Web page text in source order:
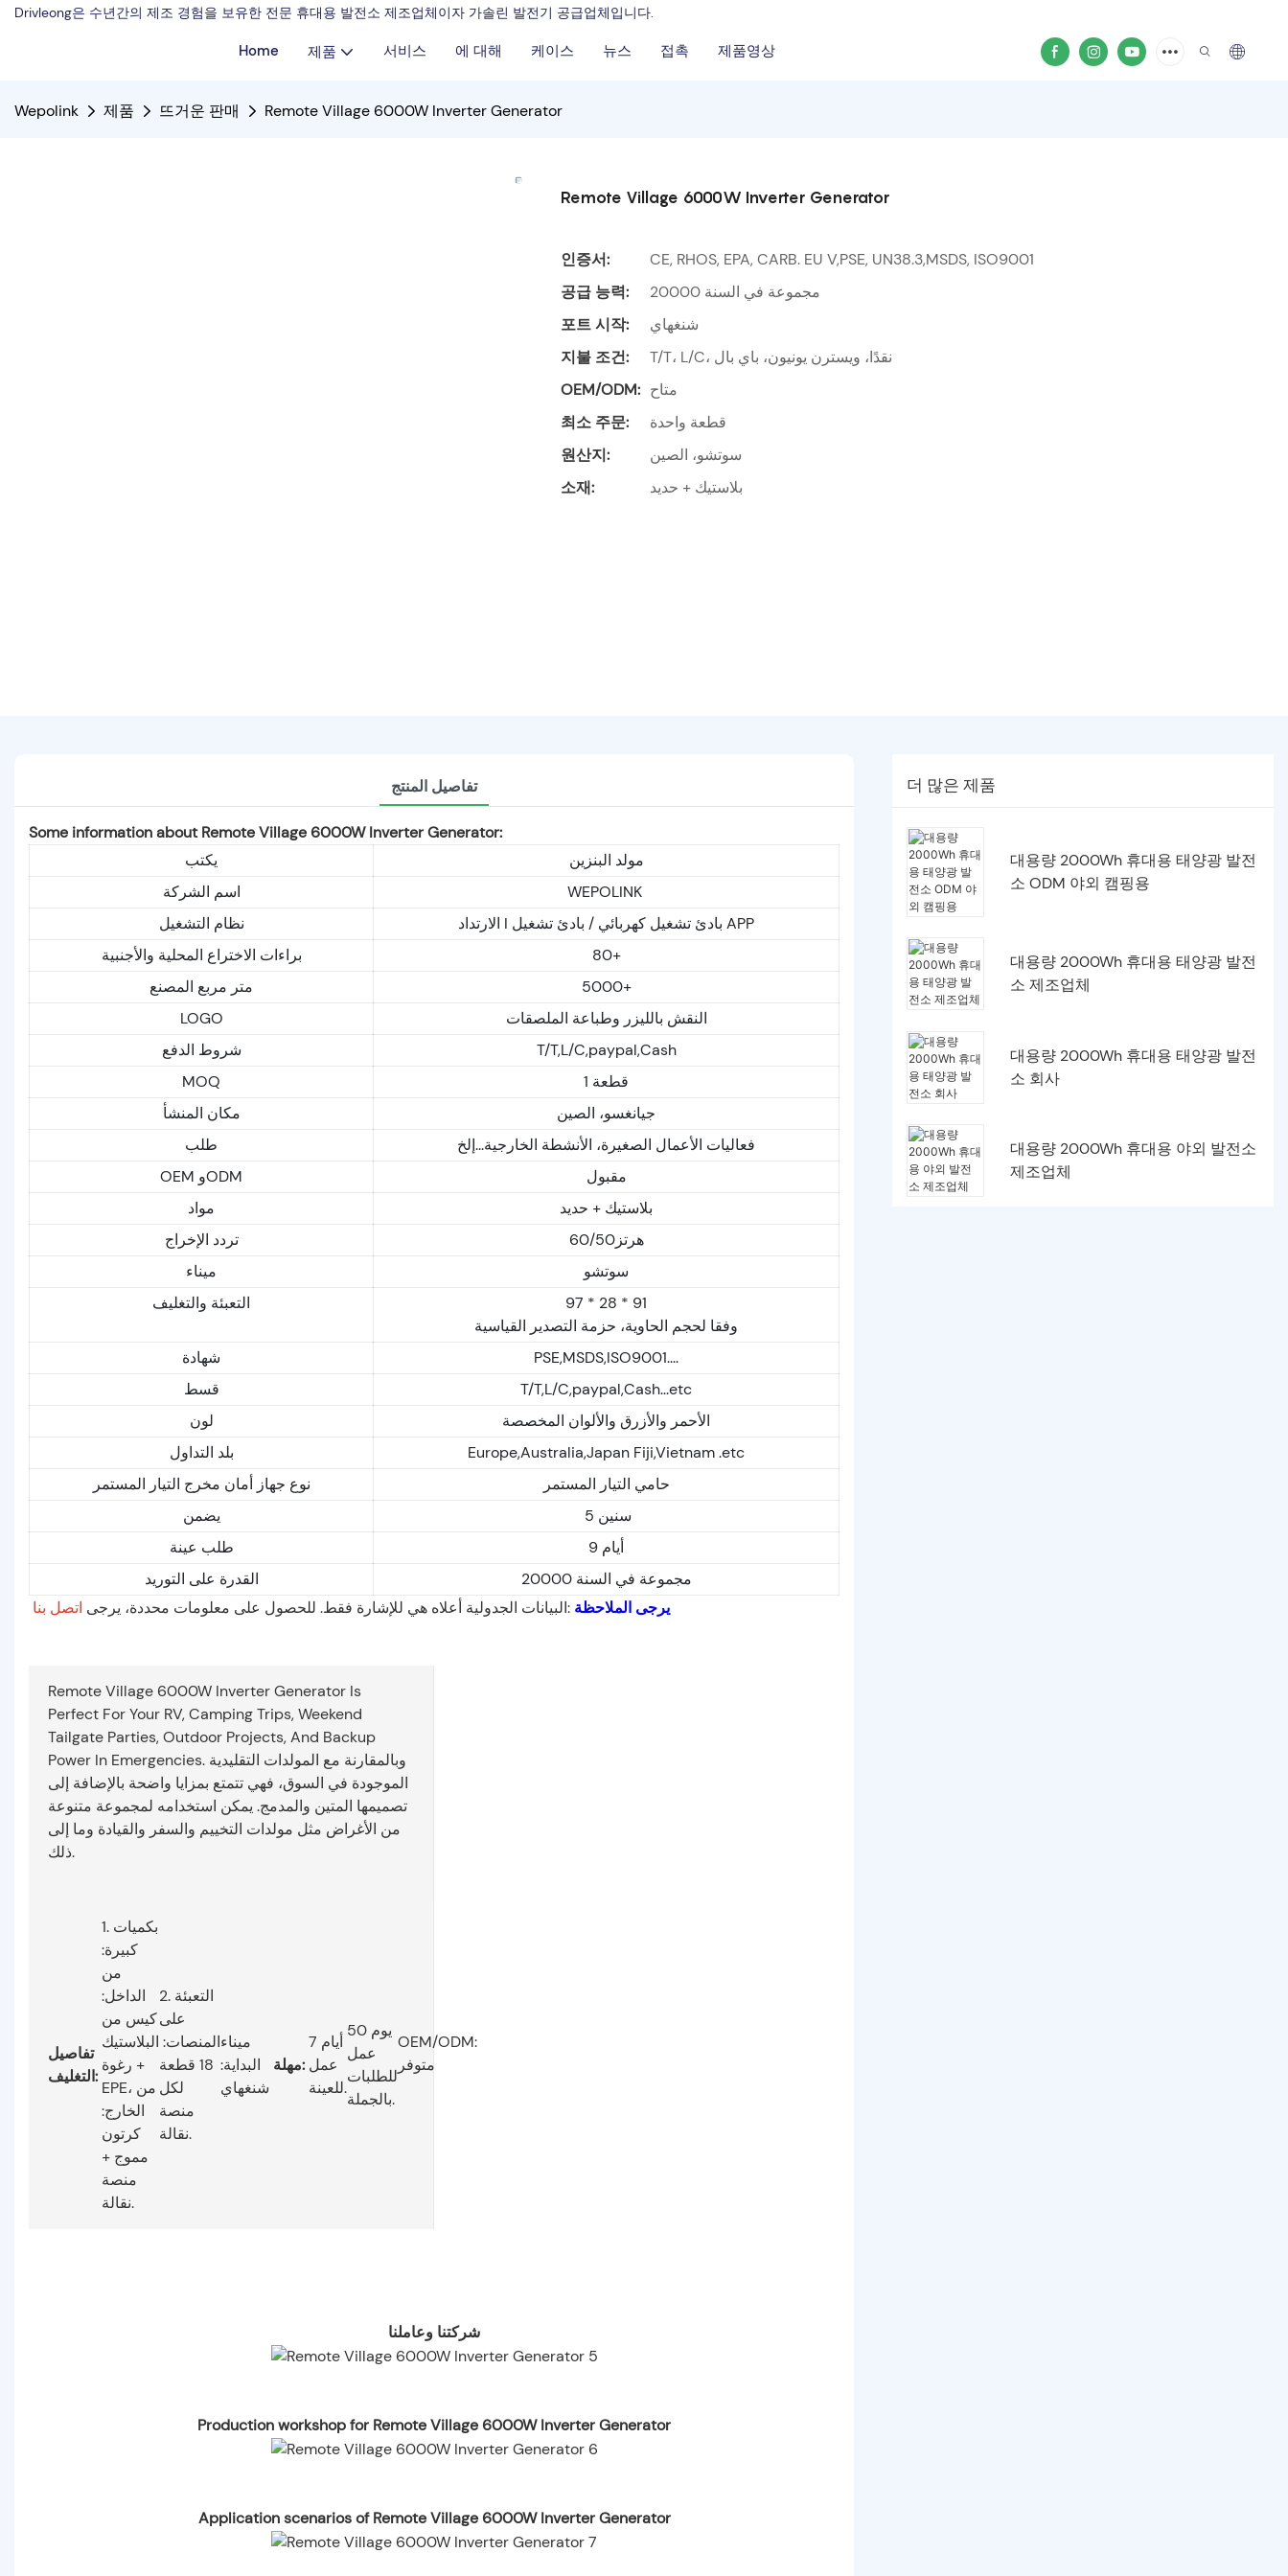
Drivleong은 수년간의 제조 경험을 보유한 전문 휴대용 발전소 제조업체이자 가솔린 발전기 공급업체입니다.
Home 제품 서비스 에 대해 케이스 뉴스 접촉 제품영상
Wepolink 제품 뜨거운 판매 Remote Village 6000W Inverter Generator
Remote Village 6000W Inverter Generator
인증서:
CE, RHOS, EPA, CARB. EU V,PSE, UN38.3,MSDS, ISO9001
공급 능력:
20000 مجموعة في السنة
포트 시작:
شنغهاي
지불 조건:
T/T، L/C، نقدًا، ويسترن يونيون، باي بال
OEM/ODM: متاح
최소 주문:
قطعة واحدة
원산지:
سوتشو، الصين
소재:
بلاستيك + حديد
تفاصيل المنتج
Some information about Remote Village 6000W Inverter Generator:
يكتب
مولد البنزين
اسم الشركة
WEPOLINK
نظام التشغيل
الارتداد I بادئ تشغيل كهربائي / بادئ تشغيل APP
براءات الاختراع المحلية والأجنبية
80+
متر مربع المصنع
5000+
LOGO
النقش بالليزر وطباعة الملصقات
شروط الدفع
T/T,L/C,paypal,Cash
MOQ
1 قطعة
مكان المنشأ
جيانغسو، الصين
طلب
فعاليات الأعمال الصغيرة، الأنشطة الخارجية...إلخ
OEM وODM
مقبول
مواد
بلاستيك + حديد
تردد الإخراج
60/50هرتز
ميناء
سوتشو
التعبئة والتغليف
97 * 28 * 91
وفقا لحجم الحاوية، حزمة التصدير القياسية
شهادة
PSE,MSDS,ISO9001....
قسط
T/T,L/C,paypal,Cash...etc
لون
الأحمر والأزرق والألوان المخصصة
بلد التداول
Europe,Australia,Japan Fiji,Vietnam .etc
نوع جهاز أمان مخرج التيار المستمر
حامي التيار المستمر
يضمن
5 سنين
طلب عينة
9 أيام
القدرة على التوريد
20000 مجموعة في السنة
يرجى الملاحظة :البيانات الجدولية أعلاه هي للإشارة فقط. للحصول على معلومات محددة، يرجى اتصل بنا
Remote Village 6000W Inverter Generator Is
Perfect For Your RV, Camping Trips, Weekend
Tailgate Parties, Outdoor Projects, And Backup
Power In Emergencies. وبالمقارنة مع المولدات التقليدية
الموجودة في السوق، فهي تتمتع بمزايا واضحة بالإضافة إلى
تصميمها المتين والمدمج. يمكن استخدامه لمجموعة متنوعة
من الأغراض مثل مولدات التخييم والسفر والقيادة وما إلى
ذلك.
تفاصيل
التغليف:
1. بكميات
كبيرة:
من
الداخل:
كيس من
البلاستيك
+ رغوة
EPE، من
الخارج:
كرتون
مموج +
منصة
نقالة.
2. التعبئة
على
المنصات:
18 قطعة
لكل
منصة
نقالة.
ميناء
البداية:
شنغهاي
مهلة:
7 أيام
عمل
للعينة.
50 يوم
عمل
للطلبات
بالجملة.
OEM/ODM:
متوفر
شركتنا وعاملنا
Production workshop for Remote Village 6000W Inverter Generator
Application scenarios of Remote Village 6000W Inverter Generator
더 많은 제품
대용량 2000Wh 휴대용 태양광 발전
소 ODM 야외 캠핑용
대용량 2000Wh 휴대용 태양광 발전
소 제조업체
대용량 2000Wh 휴대용 태양광 발전
소 회사
대용량 2000Wh 휴대용 야외 발전소
제조업체